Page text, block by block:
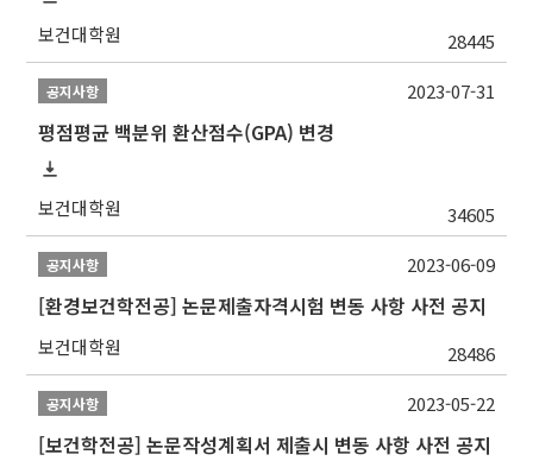
보건대학원 28445
공지사항
평점평균 백분위 환산점수(GPA) 변경
보건대학원 34605
2023-07-31
공지사항
[환경보건학전공] 논문제출자격시험 변동 사항 사전 공지
보건대학원 28486
2023-06-09
공지사항
[보건학전공] 논문작성계획서 제출시 변동 사항 사전 공지
2023-05-22